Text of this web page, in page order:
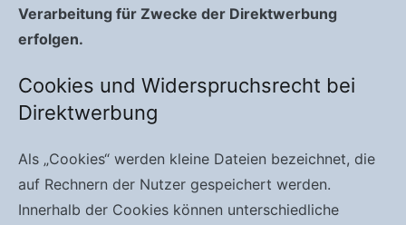
Verarbeitung für Zwecke der Direktwerbung
erfolgen.
Cookies und Widerspruchsrecht bei
Direktwerbung
Als „Cookies“ werden kleine Dateien bezeichnet, die
auf Rechnern der Nutzer gespeichert werden.
Innerhalb der Cookies können unterschiedliche